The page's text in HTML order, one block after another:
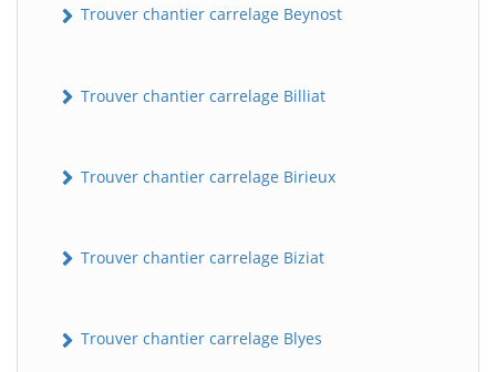
Trouver chantier carrelage Beynost
Trouver chantier carrelage Billiat
Trouver chantier carrelage Birieux
Trouver chantier carrelage Biziat
Trouver chantier carrelage Blyes